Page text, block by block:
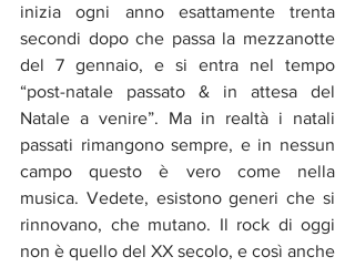
inizia ogni anno esattamente trenta
secondi dopo che passa la mezzanotte
del 7 gennaio, e si entra nel tempo
“post-natale passato & in attesa del
Natale a venire”. Ma in realtà i natali
passati rimangono sempre, e in nessun
campo questo è vero come nella
musica. Vedete, esistono generi che si
rinnovano, che mutano. Il rock di oggi
non è quello del XX secolo, e così anche